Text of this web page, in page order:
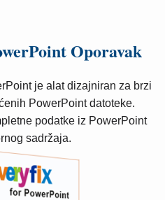
Oporavak
je alat dizajniran za brzi
PowerPoint datoteke.
podatke iz PowerPoint
sadržaja.